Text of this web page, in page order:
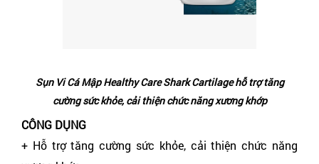
Sụn Vi Cá Mập Healthy Care Shark Cartilage hỗ trợ tăng
cường sức khỏe, cải thiện chức năng xương khớp
CÔNG DỤNG
+ Hỗ trợ tăng cường sức khỏe, cải thiện chức năng